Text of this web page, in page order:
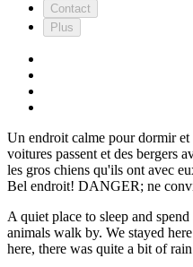
Contact
Plus
Un endroit calme pour dormir et
voitures passent et des bergers
les gros chiens qu'ils ont avec
Bel endroit! DANGER; ne
A quiet place to sleep and
animals walk by. We stayed
here, there was quite a bit of